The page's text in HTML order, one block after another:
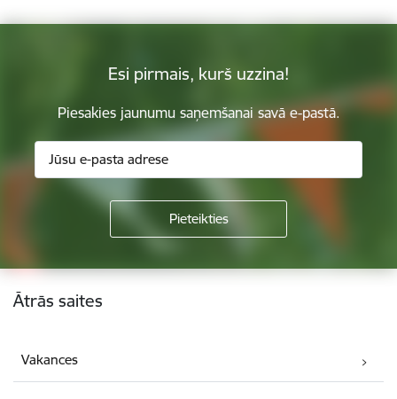
Esi pirmais, kurš uzzina!
Piesakies jaunumu saņemšanai savā e-pastā.
Kājene
Ātrās saites
Vakances